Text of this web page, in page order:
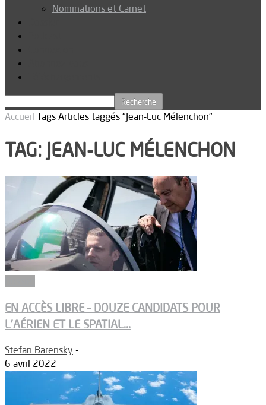
Nominations et Carnet
Accueil Tags Articles taggés "Jean-Luc Mélenchon"
TAG: JEAN-LUC MÉLENCHON
EN ACCÈS LIBRE – DOUZE CANDIDATS POUR
L’AÉRIEN ET LE SPATIAL...
Stefan Barensky -
6 avril 2022